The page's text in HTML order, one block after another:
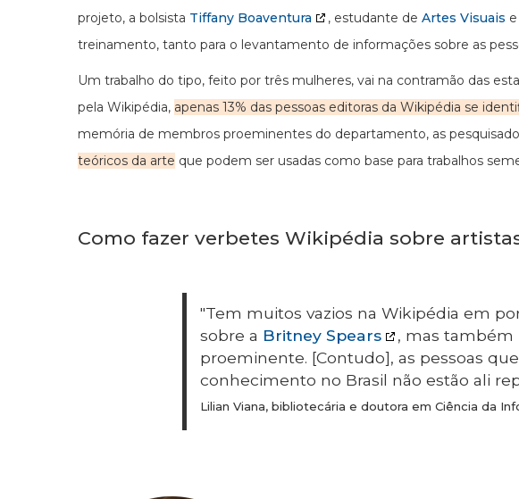
projeto, a bolsista Tiffany Boaventura , estudante de Artes Visuais
treinamento, tanto para o levantamento de informações sobre as
Um trabalho do tipo, feito por três mulheres, vai na contramão das
pela Wikipédia, apenas 13% das pessoas editoras da Wikipédia se
memória de membros proeminentes do departamento, as
teóricos da arte que podem ser usadas como base para trabalhos
Como fazer verbetes Wikipédia sobre
"Tem muitos vazios na Wikipédia em
sobre a Britney Spears , mas também
proeminente. [Contudo], as pessoas
conhecimento no Brasil não estão ali
Lilian Viana, bibliotecária e doutora em Ciência da